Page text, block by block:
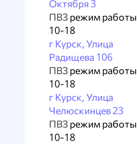
Октября 3
ПВЗ режим работы
10-18
г Курск, Улица
Радищева 106
ПВЗ режим работы
10-18
г Курск, Улица
Челюскинцев 23
ПВЗ режим работы
10-18